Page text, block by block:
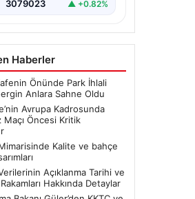
3079023 ▲ +0.82%
Haberler
Önünde Park İhlali
Anlara Sahne Oldu
Avrupa Kadrosunda
Maçı Öncesi Kritik
Kalite ve bahçe
Açıklanma Tarihi ve
Hakkında Detaylar